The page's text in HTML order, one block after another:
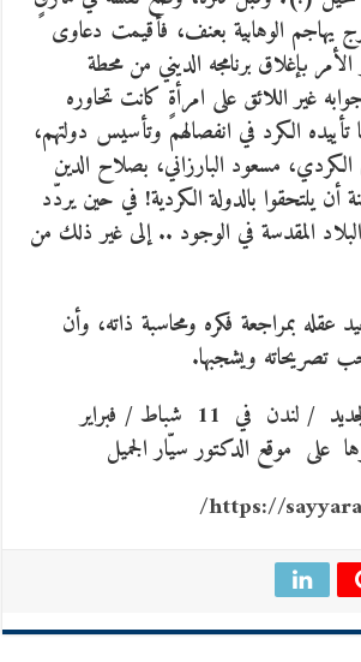
يهاجم الوهابية بعنف، فأقيمت دعاوى
بإغلاق برنامجه الديني من محطة
غير اللائق على امرأةٍ كانت تحاوره
تأييده الكرد في انفصالهم وتأسيس دولتهم،
الكردي، مسعود البارزاني، بصلاح الدين
أن يلتحقوا بالدولة الكردية! في حين يردّد
المقدسة في الوجود .. إلى غير ذلك من
عقله بمراجعة فكره ومحاسبة ذاته، وأن
تصريحاته ويشجبها.
نشرت في العربي الجديد / لندن في 11 شباط / فبراير
https://
/